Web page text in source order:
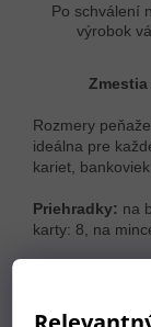
Po schválení
výrobok
Rozmery
ideálna pre
kariet,
Priehradky: na
karty: 8, na